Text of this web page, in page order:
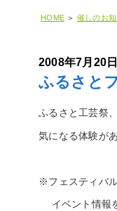
HOME ＞ 催しのお
2008年7月20
ふるさと
ふるさと工芸祭
気になる体験が
※フェスティバ
イベント情報